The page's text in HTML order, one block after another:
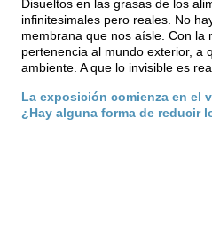
Disueltos en las grasas de los
infinitesimales pero reales. No
membrana que nos aísle. Con la
pertenencia al mundo exterior, a
ambiente. A que lo invisible es
La exposición comienza en el
¿Hay alguna forma de reducir